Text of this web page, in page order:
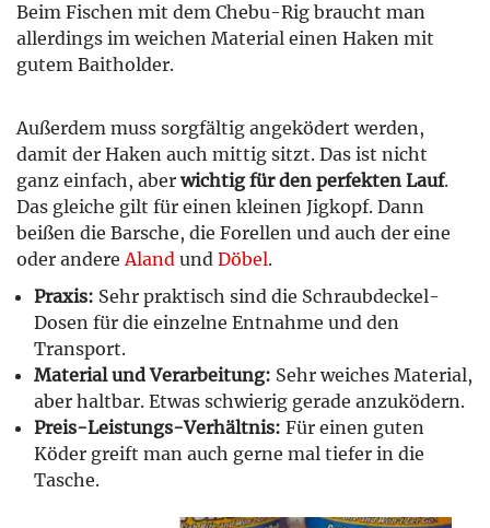
Beim Fischen mit dem Chebu-Rig braucht man
allerdings im weichen Material einen Haken mit
gutem Baitholder.
Außerdem muss sorgfältig angeködert werden,
damit der Haken auch mittig sitzt. Das ist nicht
ganz einfach, aber wichtig für den perfekten Lauf.
Das gleiche gilt für einen kleinen Jigkopf. Dann
beißen die Barsche, die Forellen und auch der eine
oder andereAland und Döbel.
Praxis: Sehr praktisch sind die Schraubdeckel-
Dosen für die einzelne Entnahme und den
Transport.
Material und Verarbeitung: Sehr weiches Material,
aber haltbar. Etwas schwierig gerade anzuködern.
Preis-Leistungs-Verhältnis: Für einen guten
Köder greift man auch gerne mal tiefer in die
Tasche.